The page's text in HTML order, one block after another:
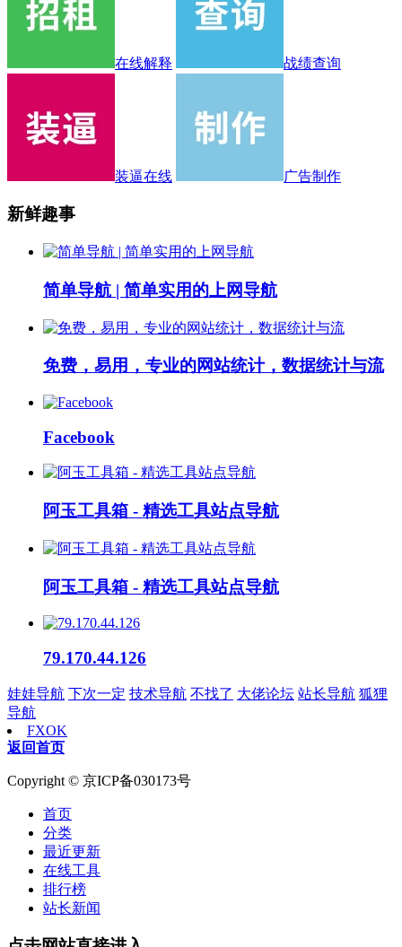
在线解释 战绩查询
装逼在线 广告制作
新鲜趣事
简单导航 | 简单实用的上网导航
免费，易用，专业的网站统计，数据统计与流
Facebook
阿玉工具箱 - 精选工具站点导航
阿玉工具箱 - 精选工具站点导航
79.170.44.126
娃娃导航 下次一定 技术导航 不找了 大佬论坛 站长导航 狐狸
导航
FXOK
返回首页
Copyright © 京ICP备030173号
首页
分类
最近更新
在线工具
排行榜
站长新闻